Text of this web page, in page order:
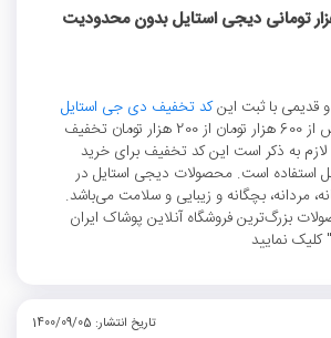
200 هزار تومانی دیجی استایل بدون محدودیت
قدیمی با ثبت اینکد تخفیف دی جی استایل
برای خریدهای بیش از 600 هزار تومان از 200 هزار تومان تخفیف
به ذکر است این کد تخفیف برای خرید
استفاده است. محصولات دیجی استایل در
مردانه، بچگانه و زیبایی و سلامت می‌باشد.
بزرگ‌ترین فروشگاه آنلاین پوشاک ایران
کلیک نمایید
تاریخ انتشار: 1400/09/05